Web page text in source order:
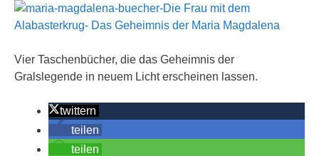
Vier Taschenbücher, die das Geheimnis der
Gralslegende in neuem Licht erscheinen lassen.
twittern
teilen
teilen